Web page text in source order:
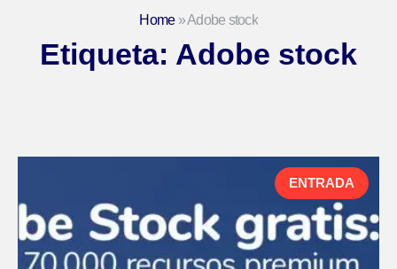
Home»Adobe stock
Etiqueta: Adobe stock
ENTRADA